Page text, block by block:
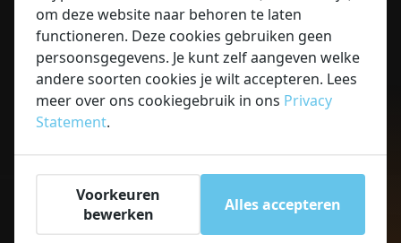
schets tot de uiteindelijke
realisatie. Wij meten de panelen
digitaal in en onze eigen
monteurs zorgen voor een
veilige en vakkundige installatie
op locatie.
merk hardware.
Voor Balink Glas maakt het niet
uit of het gaat om één
windscherm voor een woning,
of om een compleet project
duurzaamheid en een strakke
afwerking. Vraag vandaag nog
voor jouw glazen
om deze website naar behoren te laten
functioneren. Deze cookies gebruiken geen
persoonsgegevens. Je kunt zelf aangeven welke
andere soorten cookies je wilt accepteren. Lees
meer over ons cookiegebruik in ons Privacy
Statement.
Voorkeuren
bewerken
Alles accepteren